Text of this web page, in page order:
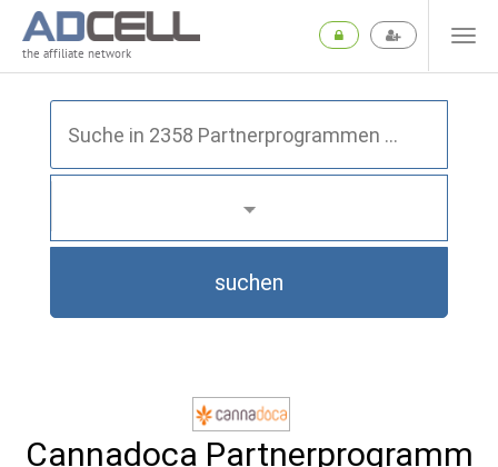
the affiliate network
suchen
Cannadoca Partnerprogramm